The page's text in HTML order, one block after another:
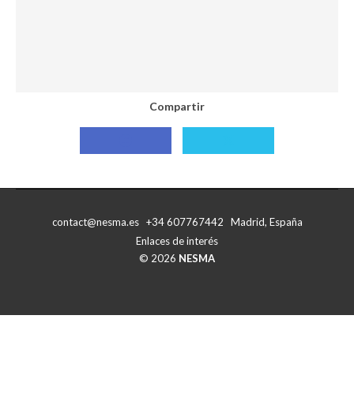
Compartir
Compartir
Compartir
contact@nesma.es +34 607767442 Madrid, España
Enlaces de interés
© 2026 NESMA